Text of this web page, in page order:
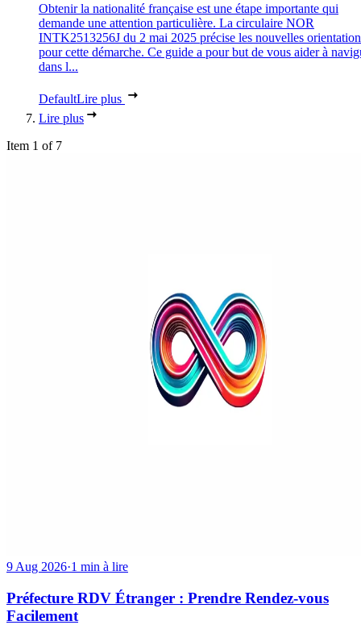
Obtenir la nationalité française est une étape importante qui
demande une attention particulière. La circulaire NOR
INTK2513256J du 2 mai 2025 précise les nouvelles
pour cette démarche. Ce guide a pour but de vous aider à
dans l...
DefaultLire plus
Lire plus
Item 1 of 7
9 Aug 2026·1 min à lire
Préfecture RDV Étranger : Prendre Rendez-vous
Facilement